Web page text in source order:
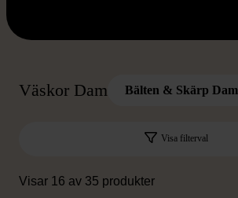
Väskor Dam Bälten & Skärp Dam
Visa filterval
Visar 16 av 35 produkter